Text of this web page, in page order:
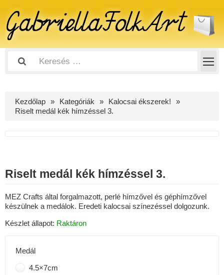
Kezdőlap Kategóriák
Kalocsai ékszerek!
Riselt medál kék hímzéssel 3.
Riselt medál kék hímzéssel 3.
MEZ Crafts által forgalmazott, perlé hímzővel és géphímzővel
készülnek a medálok. Eredeti kalocsai színezéssel dolgozunk.
Készlet állapot: Raktáron
Medál
4.5×7cm